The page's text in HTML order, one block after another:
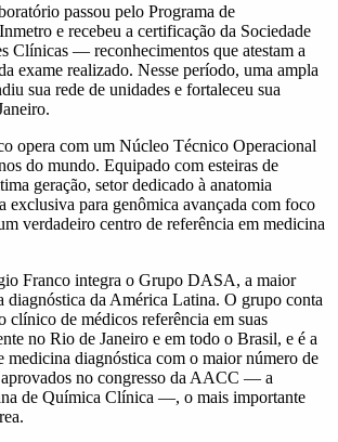
passou pelo Programa de
e recebeu a certificação da Sociedade
Clínicas — reconhecimentos que atestam a
exame realizado. Nesse período, uma ampla
sua rede de unidades e fortaleceu sua
opera com um Núcleo Técnico Operacional
do mundo. Equipado com esteiras de
geração, setor dedicado à anatomia
exclusiva para genômica avançada com foco
verdadeiro centro de referência em medicina
Franco integra o Grupo DASA, a maior
diagnóstica da América Latina. O grupo conta
clínico de médicos referência em suas
no Rio de Janeiro e em todo o Brasil, e é a
medicina diagnóstica com o maior número de
no congresso da AACC — a
de Química Clínica —, o mais importante